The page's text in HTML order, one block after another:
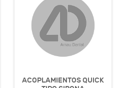
ACOPLAMIENTOS QUICK